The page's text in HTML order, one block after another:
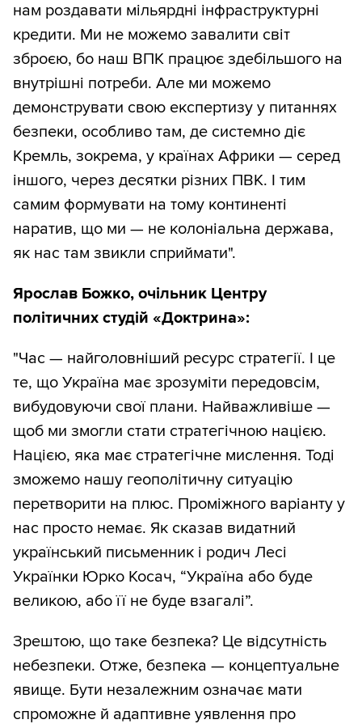
нам роздавати мільярдні інфраструктурні
кредити. Ми не можемо завалити світ
зброєю, бо наш ВПК працює здебільшого на
внутрішні потреби. Але ми можемо
демонструвати свою експертизу у питаннях
безпеки, особливо там, де системно діє
Кремль, зокрема, у країнах Африки — серед
іншого, через десятки різних ПВК. І тим
самим формувати на тому континенті
наратив, що ми — не колоніальна держава,
як нас там звикли сприймати".
Ярослав Божко, очільник Центру
політичних студій «Доктрина»:
"Час — найголовніший ресурс стратегії. І це
те, що Україна має зрозуміти передовсім,
вибудовуючи свої плани. Найважливіше —
щоб ми змогли стати стратегічною нацією.
Нацією, яка має стратегічне мислення. Тоді
зможемо нашу геополітичну ситуацію
перетворити на плюс. Проміжного варіанту у
нас просто немає. Як сказав видатний
український письменник і родич Лесі
Українки Юрко Косач, “Україна або буде
великою, або її не буде взагалі”.
Зрештою, що таке безпека? Це відсутність
небезпеки. Отже, безпека — концептуальне
явище. Бути незалежним означає мати
спроможне й адаптивне уявлення про